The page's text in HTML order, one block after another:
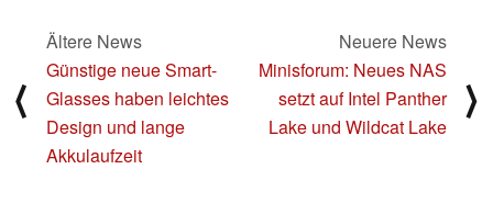
⟨
Ältere News
Günstige neue Smart-
Glasses haben leichtes
Design und lange
Akkulaufzeit
Neuere News
Minisforum: Neues NAS
setzt auf Intel Panther
Lake und Wildcat Lake
⟩